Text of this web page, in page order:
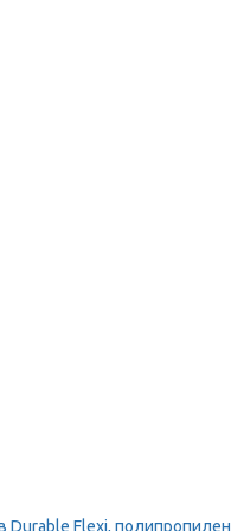
Flexi, полипропилен